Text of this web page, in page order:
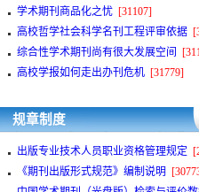
学术期刊商品化之忧 [31107]
高校哲学社会科学名刊工程评审依据
综合性学术期刊尚有很大发展空间
高校学报如何走出办刊危机 [31779]
规章制度
出版专业技术人员职业资格管理规定
《期刊出版形式规范》编制说明